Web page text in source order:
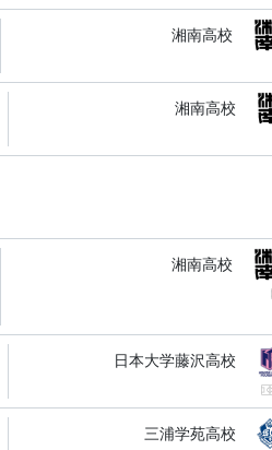
湘南高校
湘南高校
湘南高校
日本大学藤沢高校
三浦学苑高校